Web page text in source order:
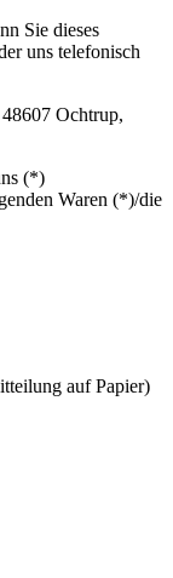
Sie dieses
uns telefonisch
Ochtrup,
(*)
Waren (*)/die
auf Papier)